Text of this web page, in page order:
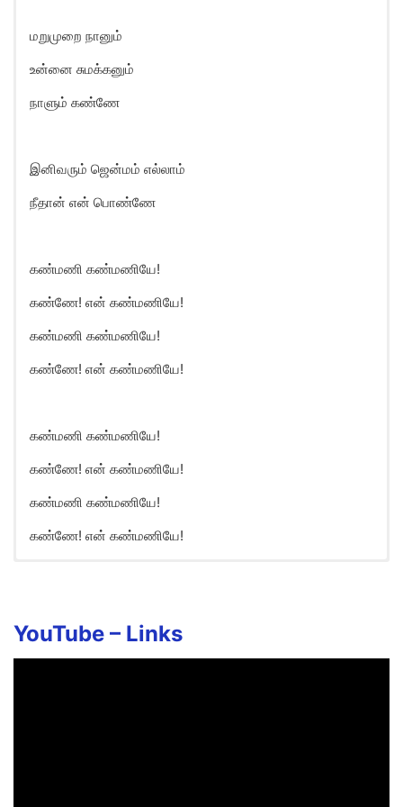
மறுமுறை நானும்
உன்னை சுமக்கனும்
நாளும் கண்ணே
இனிவரும் ஜென்மம் எல்லாம்
நீதான் என் பொண்ணே
கண்மணி கண்மணியே!
கண்ணே! என் கண்மணியே!
கண்மணி கண்மணியே!
கண்ணே! என் கண்மணியே!
கண்மணி கண்மணியே!
கண்ணே! என் கண்மணியே!
கண்மணி கண்மணியே!
கண்ணே! என் கண்மணியே!
Oh! Kanne! Kanne!
Enthan Kannaana Kanmaniye!
YouTube – Links